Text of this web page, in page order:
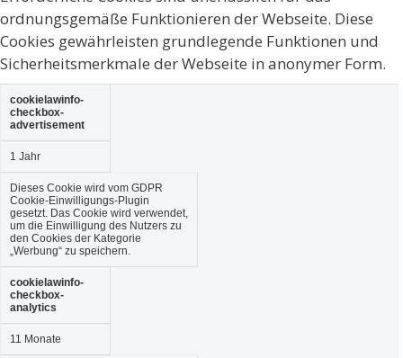
ordnungsgemäße Funktionieren der Webseite. Diese
Cookies gewährleisten grundlegende Funktionen und
Sicherheitsmerkmale der Webseite in anonymer Form.
cookielawinfo-
checkbox-
advertisement
1 Jahr
Dieses Cookie wird vom GDPR
Cookie-Einwilligungs-Plugin
gesetzt. Das Cookie wird verwendet,
um die Einwilligung des Nutzers zu
den Cookies der Kategorie
„Werbung“ zu speichern.
cookielawinfo-
checkbox-
analytics
11 Monate